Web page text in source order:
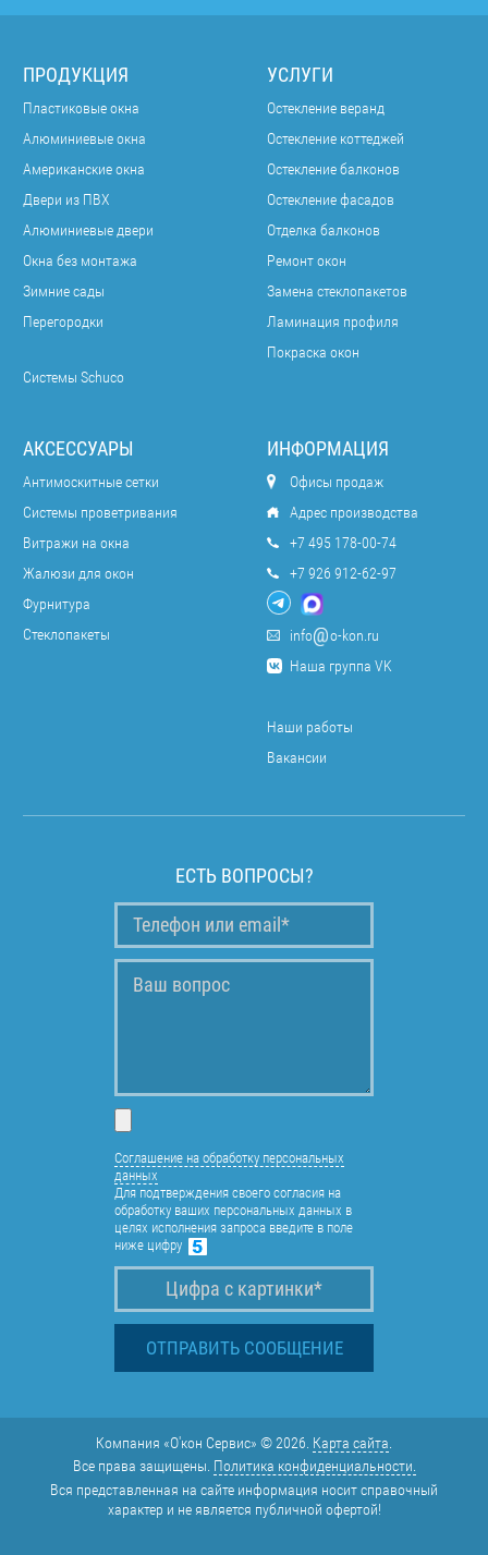
ПРОДУКЦИЯ
Пластиковые окна
Алюминиевые окна
Американские окна
Двери из ПВХ
Алюминиевые двери
Окна без монтажа
Зимние сады
Перегородки
Системы Schuco
УСЛУГИ
Остекление веранд
Остекление коттеджей
Остекление балконов
Остекление фасадов
Отделка балконов
Ремонт окон
Замена стеклопакетов
Ламинация профиля
Покраска окон
АКСЕССУАРЫ
Антимоскитные сетки
Системы проветривания
Витражи на окна
Жалюзи для окон
Фурнитура
Стеклопакеты
ИНФОРМАЦИЯ
Офисы продаж
Адрес производства
+7 495 178-00-74
+7 926 912-62-97
info
o-kon.ru
Наша группа VK
Наши работы
Вакансии
ЕСТЬ ВОПРОСЫ?
Соглашение на обработку персональных
данных
Для подтверждения своего согласия на
обработку ваших персональных данных в
целях исполнения запроса введите в поле
ниже цифру
Компания «О'кон Сервис» © 2026. Карта сайта
Все права защищены. Политика конфиденциальности.
Вся представленная на сайте информация носит справочный
характер и не является публичной офертой!